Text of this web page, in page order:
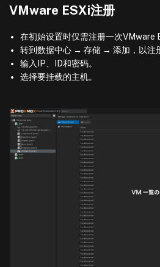
VMware ESXi注册
在初始设置时仅需注册一次VMware
转到数据中心 → 存储 → 添加，以注
输入IP、ID和密码。
选择要挂载的主机。